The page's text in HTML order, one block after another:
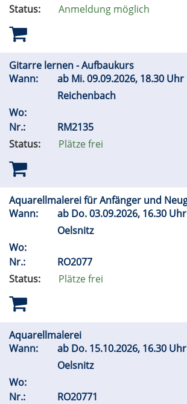
Status:
Anmeldung möglich
Gitarre lernen - Aufbaukurs
Wann:
ab Mi.09.09.2026, 18.30 Uhr
Reichenbach
Wo:
Nr.:
RM2135
Status:
Plätze frei
Aquarellmalerei für Anfänger und
Wann:
ab Do.03.09.2026, 16.30 Uhr
Oelsnitz
Wo:
Nr.:
RO2077
Status:
Plätze frei
Aquarellmalerei
Wann:
ab Do. 15.10.2026, 16.30 Uhr
Oelsnitz
Wo:
Nr.:
RO20771